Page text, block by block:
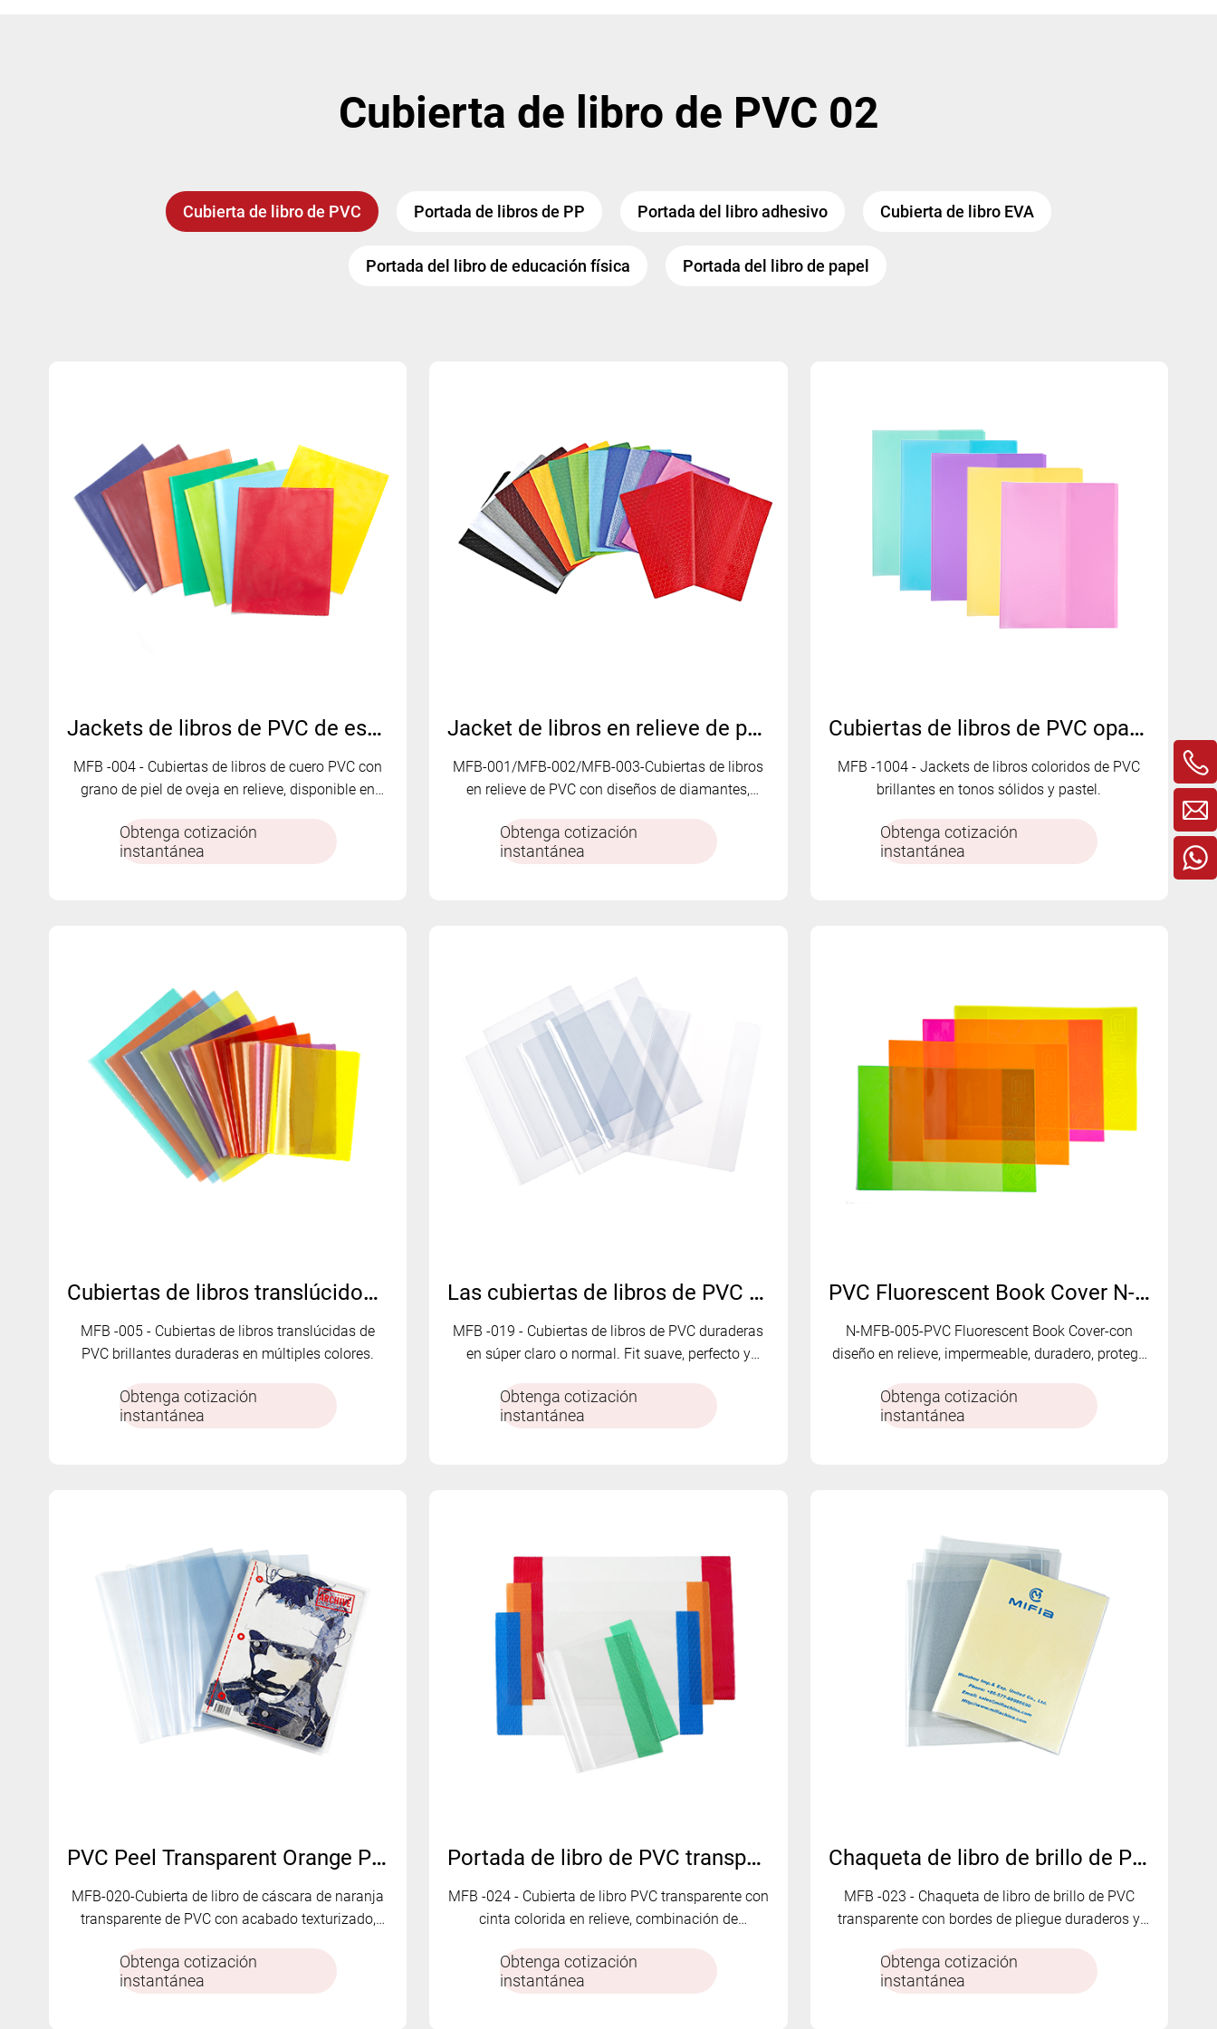
Cubierta de libro de PVC 02
Cubierta de libro de PVC Portada de libros de PP Portada del libro adhesivo Cubierta de libro EVA
Portada del libro de educación física Portada del libro de papel
Jackets de libros de PVC de estilo de cuero personalizado MFB-004
MFB -004 - Cubiertas de libros de cuero PVC con
grano de piel de oveja en relieve, disponible en
Obtenga cotización
instantánea
Jacket de libros en relieve de patrón decorativo de PVC MFB-001/MFB-002/MFB-003
MFB-001/MFB-002/MFB-003-Cubiertas de libros
en relieve de PVC con diseños de diamantes,
Obtenga cotización
instantánea
Cubiertas de libros de PVC opacos brillantes en colores sólidos y pastel MFB-1004
MFB -1004 - Jackets de libros coloridos de PVC
brillantes en tonos sólidos y pastel.
Obtenga cotización
instantánea
Cubiertas de libros translúcidos de PVC brillantes MFB-005
MFB -005 - Cubiertas de libros translúcidas de
PVC brillantes duraderas en múltiples colores.
Obtenga cotización
instantánea
Las cubiertas de libros de PVC de PVC transparentes Clear MFB-019
MFB -019 - Cubiertas de libros de PVC duraderas
en súper claro o normal. Fit suave, perfecto y
Obtenga cotización
instantánea
PVC Fluorescent Book Cover N-MFB-005
N-MFB-005-PVC Fluorescent Book Cover-con
diseño en relieve, impermeable, duradero, protege
Obtenga cotización
instantánea
PVC Peel Transparent Orange Peel Cover de libros texturizados MFB-020
MFB-020-Cubierta de libro de cáscara de naranja
transparente de PVC con acabado texturizado,
protección de libros e identificación fácil.
Obtenga cotización
instantánea
Portada de libro de PVC transparente con cinta colorida en relieve MFB-024
MFB -024 - Cubierta de libro PVC transparente con
cinta colorida en relieve, combinación de
Obtenga cotización
instantánea
Chaqueta de libro de brillo de PVC transparente con acabado con brillo MFB-023
MFB -023 - Chaqueta de libro de brillo de PVC
transparente con bordes de pliegue duraderos y
para múltiples mercados.
Obtenga cotización
instantánea